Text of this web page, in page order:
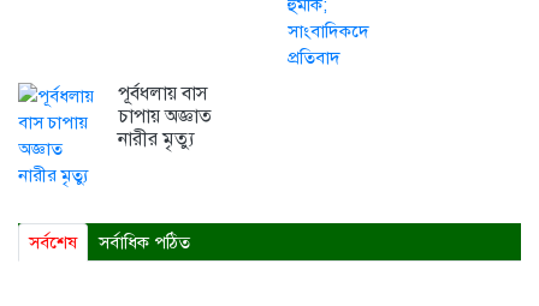
পূর্বধলায় বাস
চাপায় অজ্ঞাত
নারীর মৃত্যু
সর্বশেষ সর্বাধিক পঠিত